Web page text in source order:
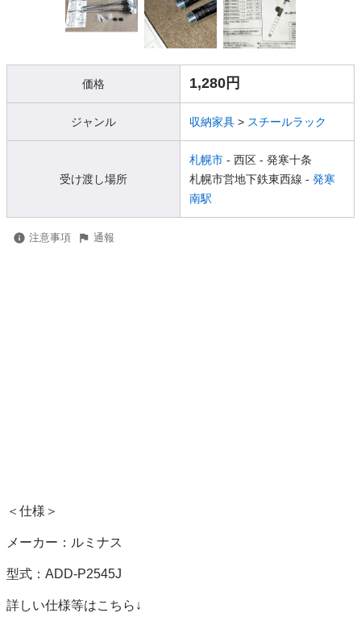
価格 1,280円
ジャンル 収納家具 > スチールラック
受け渡し場所
札幌市 - 西区 - 発寒十条
札幌市営地下鉄東西線 - 発寒
南駅
注意事項 通報
＜仕様＞
メーカー：ルミナス
型式：ADD-P2545J
詳しい仕様等はこちら↓